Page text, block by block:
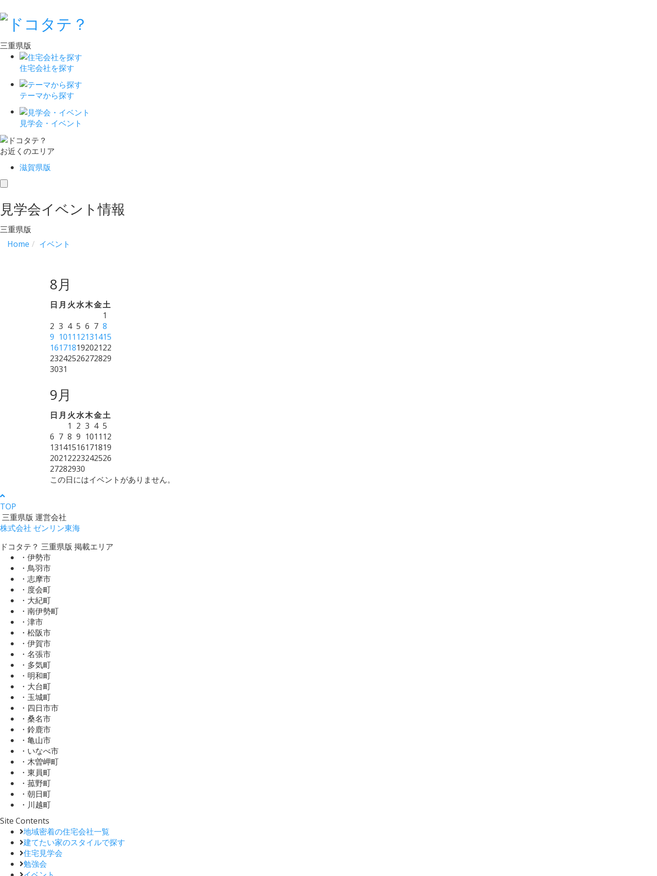
三重県版
住宅会社を探す
テーマから探す
見学会・イベント
お近くのエリア
滋賀県版
toggle
見学会イベント情報
三重県版
Home
イベント
8月
日 月 火水木金土
1
2 3 4 5 6 7 8
9 1011 12131415
16171819202122
23242526272829
3031
9月
日 月 火水木金土
1 2 3 4 5
6 7 8 9 1011 12
13141516171819
20212223242526
27282930
この日にはイベントがありません。
TOP
三重県版 運営会社
株式会社 ゼンリン東海
ドコタテ？ 三重県版 掲載エリア
・伊勢市
・鳥羽市
・志摩市
・度会町
・大紀町
・南伊勢町
・津市
・松阪市
・伊賀市
・名張市
・多気町
・明和町
・大台町
・玉城町
・四日市市
・桑名市
・鈴鹿市
・亀山市
・いなべ市
・木曽岬町
・東員町
・菰野町
・朝日町
・川越町
Site Contents
地域密着の住宅会社一覧
建てたい家のスタイルで探す
住宅見学会
勉強会